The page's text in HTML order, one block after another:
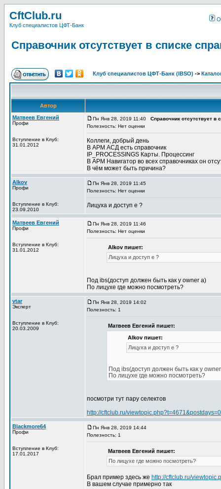
CftClub.ru
Клуб специалистов ЦФТ-Банк
О
Справочник отсутствует в списке
Клуб специалистов ЦФТ-Банк (IBSO) ->
Автор
Матвеев Евгений
Профи
Вступление в Клуб:
31.01.2012
Пн Янв 28, 2019 11:40 Справочник отсутствует в
Полезность: Нет оценки
Коллеги, добрый день
В АРМ АСД есть справочник
IP_PROCESSINGS Карты. Процессинг
В АРМ Навигатор во всех справочниках он
В чём может быть причина?
Alkov
Профи
Вступление в Клуб:
23.09.2010
Пн Янв 28, 2019 11:45
Полезность: Нет оценки
Лицуха и доступ е ?
Матвеев Евгений
Профи
Вступление в Клуб:
31.01.2012
Пн Янв 28, 2019 11:46
Полезность: Нет оценки
Alkov пишет:
Лицуха и доступ е ?
Под ibs(доступ должен быть как у owner a)
По лицухе где можно посмотреть?
vtar
Эксперт
Вступление в Клуб:
20.03.2009
Пн Янв 28, 2019 14:02
Полезность: 1
Матвеев Евгений пишет:
Alkov пишет:
Лицуха и доступ е ?
Под ibs(доступ должен быть как у
По лицухе где можно посмотреть?
посмотри тут пару селектов
http://cftclub.ru/
Blackmore64
Профи
Вступление в Клуб:
17.01.2017
Пн Янв 28, 2019 14:44
Полезность: 1
Матвеев Евгений пишет:
По лицухе где можно посмотреть?
Брал пример здесь же http://cftclub.ru/
В вашем случае примерно так